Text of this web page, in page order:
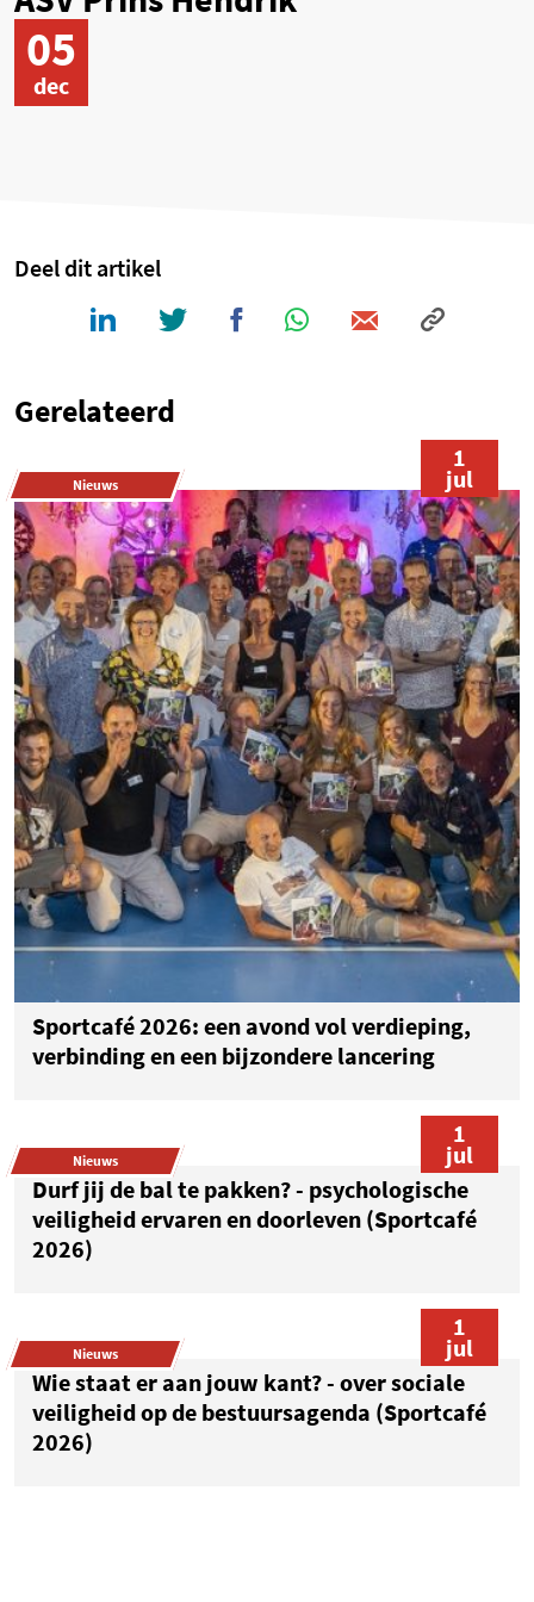
05
dec
Deel dit artikel
Gerelateerd
Nieuws
Sportcafé 2026: een avond vol verdieping,
verbinding en een bijzondere lancering
1
jul
Nieuws
Durf jij de bal te pakken? - psychologische
veiligheid ervaren en doorleven (Sportcafé
2026)
1
jul
Nieuws
Wie staat er aan jouw kant? - over sociale
veiligheid op de bestuursagenda (Sportcafé
2026)
1
jul